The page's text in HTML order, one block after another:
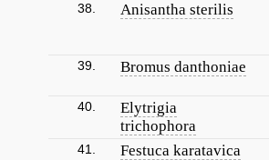
38. Anisantha sterilis
39. Bromus danthoniae
40.
Elytrigia
trichophora
41. Festuca karatavica